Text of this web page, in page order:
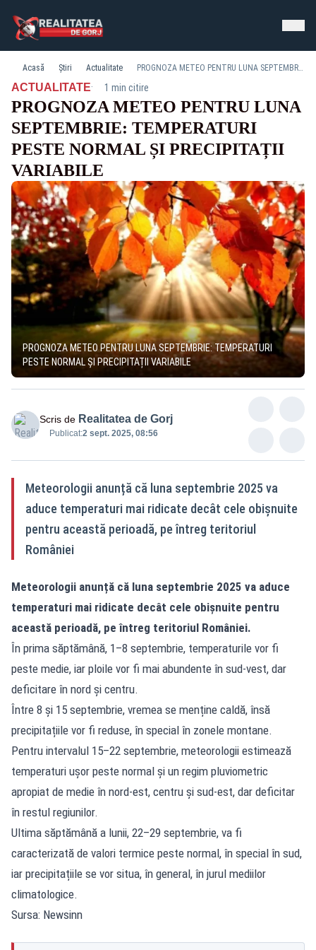
Acasă Știri Actualitate PROGNOZA METEO PENTRU LUNA SEPTEMBRIE: TEMPERATURI PESTE NORMAL ȘI PRECIPITAȚII VARIABILE
ACTUALITATE· 1 min citire
PROGNOZA METEO PENTRU LUNA
SEPTEMBRIE: TEMPERATURI
PESTE NORMAL ȘI PRECIPITAȚII
VARIABILE
PROGNOZA METEO PENTRU LUNA SEPTEMBRIE: TEMPERATURI
PESTE NORMAL ȘI PRECIPITAȚII VARIABILE
Scris de Realitatea de Gorj
Publicat:2 sept. 2025, 08:56
Meteorologii anunță că luna septembrie 2025 va
aduce temperaturi mai ridicate decât cele obișnuite
pentru această perioadă, pe întreg teritoriul
României
Meteorologii anunță că luna septembrie 2025 va aduce
temperaturi mai ridicate decât cele obișnuite pentru
această perioadă, pe întreg teritoriul României.
În prima săptămână, 1–8 septembrie, temperaturile vor fi
peste medie, iar ploile vor fi mai abundente în sud-vest, dar
deficitare în nord și centru.
Între 8 și 15 septembrie, vremea se menține caldă, însă
precipitațiile vor fi reduse, în special în zonele montane.
Pentru intervalul 15–22 septembrie, meteorologii estimează
temperaturi ușor peste normal și un regim pluviometric
apropiat de medie în nord-est, centru și sud-est, dar deficitar
în restul regiunilor.
Ultima săptămână a lunii, 22–29 septembrie, va fi
caracterizată de valori termice peste normal, în special în sud,
iar precipitațiile se vor situa, în general, în jurul mediilor
climatologice.
Sursa: Newsinn